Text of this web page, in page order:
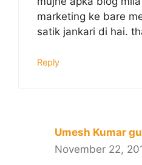
marketing ke bare
satik jankari di hai.
Reply
Umesh Kumar
November 22,